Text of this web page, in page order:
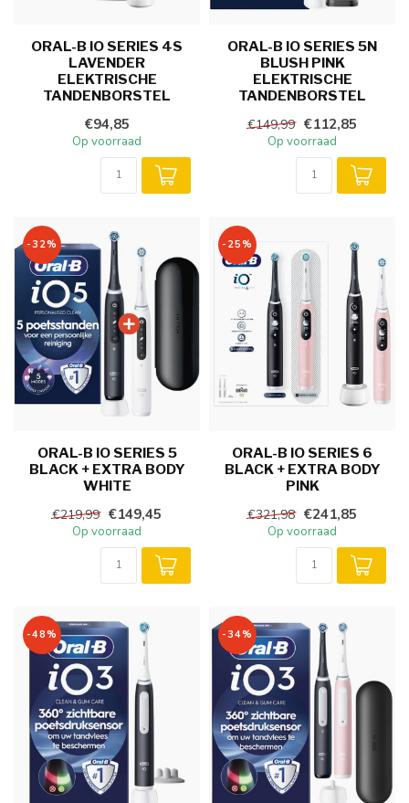
ORAL-B IO SERIES 4S
LAVENDER
ELEKTRISCHE
TANDENBORSTEL
€94,85
Op voorraad
ORAL-B IO SERIES 5N
BLUSH PINK
ELEKTRISCHE
TANDENBORSTEL
€149,99 €112,85
Op voorraad
-32%
ORAL-B IO SERIES 5
BLACK + EXTRA BODY
WHITE
€219,99 €149,45
Op voorraad
-25%
ORAL-B IO SERIES 6
BLACK + EXTRA BODY
PINK
€321,98 €241,85
Op voorraad
-48% -34%